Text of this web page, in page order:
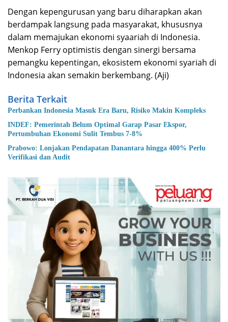
Dengan kepengurusan yang baru diharapkan akan
berdampak langsung pada masyarakat, khususnya
dalam memajukan ekonomi syaariah di Indonesia.
Menkop Ferry optimistis dengan sinergi bersama
pemangku kepentingan, ekosistem ekonomi syariah di
Indonesia akan semakin berkembang. (Aji)
Berita Terkait
Perbankan Indonesia Masuk Era Baru, Risiko Makin Kompleks
INDEF: Pemerintah Belum Optimal Garap Pasar Ekspor,
Pertumbuhan Ekonomi Sulit Tembus 7-8%
Prabowo: Lonjakan Pendapatan Danantara hingga 400% Perlu
Verifikasi dan Audit